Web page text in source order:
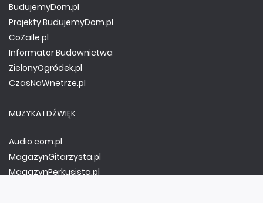
BudujemyDom.pl
Projekty.BudujemyDom.pl
CoZaIle.pl
Informator Budownictwa
ZielonyOgródek.pl
CzasNaWnetrze.pl
MUZYKA I DŹWIĘK
Audio.com.pl
MagazynGitarzysta.pl
MagazynPerkusista.pl